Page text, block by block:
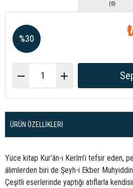
(0)
%30
İndirim
ÜRÜN ÖZELLIKLERI
Yüce kitap Kur’ân-ı Kerîm’i tefsir eden,
âlimlerden biri de Şeyh-i Ekber
Çeşitli eserlerinde yaptığı atıflarla